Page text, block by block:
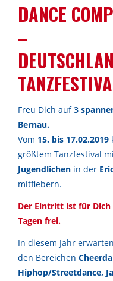
DANCE
–
Freu Dich auf3
Bernau.
Vom 15. bis 17.02.2019
größtem Tanzfestival
Jugendlichen in der
mitfiebern.
Der Eintritt ist für Dich
Tagen frei.
In diesem Jahr
den Bereichen
Hiphop/Streetdance,